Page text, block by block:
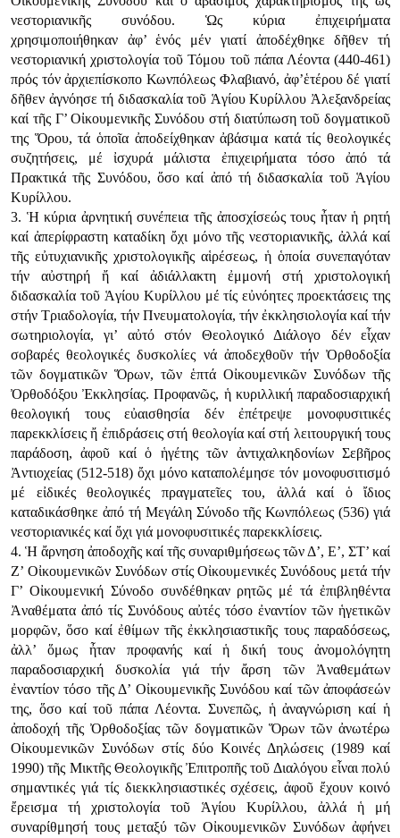
νεστοριανικῆς συνόδου. Ὡς κύρια ἐπιχειρήματα
χρησιμοποιήθηκαν ἀφ’ ἑνός μέν γιατί ἀποδέχθηκε δῆθεν τή
νεστοριανική χριστολογία τοῦ Τόμου τοῦ πάπα Λέοντα (440-461)
πρός τόν ἀρχιεπίσκοπο Κωνπόλεως Φλαβιανό, ἀφ’ἑτέρου δέ γιατί
δῆθεν ἀγνόησε τή διδασκαλία τοῦ Ἁγίου Κυρίλλου Ἀλεξανδρείας
καί τῆς Γ’ Οἰκουμενικῆς Συνόδου στή διατύπωση τοῦ δογματικοῦ
της Ὅρου, τά ὁποῖα ἀποδείχθηκαν ἀβάσιμα κατά τίς θεολογικές
συζητήσεις, μέ ἰσχυρά μάλιστα ἐπιχειρήματα τόσο ἀπό τά
Πρακτικά τῆς Συνόδου, ὅσο καί ἀπό τή διδασκαλία τοῦ Ἁγίου
Κυρίλλου.
3. Ἡ κύρια ἀρνητική συνέπεια τῆς ἀποσχίσεώς τους ἦταν ἡ ρητή
καί ἀπερίφραστη καταδίκη ὄχι μόνο τῆς νεστοριανικῆς, ἀλλά καί
τῆς εὐτυχιανικῆς χριστολογικῆς αἱρέσεως, ἡ ὁποία συνεπαγόταν
τήν αὐστηρή ἤ καί ἀδιάλλακτη ἐμμονή στή χριστολογική
διδασκαλία τοῦ Ἁγίου Κυρίλλου μέ τίς εὐνόητες προεκτάσεις της
στήν Τριαδολογία, τήν Πνευματολογία, τήν ἐκκλησιολογία καί τήν
σωτηριολογία, γι’ αὐτό στόν Θεολογικό Διάλογο δέν εἶχαν
σοβαρές θεολογικές δυσκολίες νά ἀποδεχθοῦν τήν Ὀρθοδοξία
τῶν δογματικῶν Ὅρων, τῶν ἑπτά Οἰκουμενικῶν Συνόδων τῆς
Ὀρθοδόξου Ἐκκλησίας. Προφανῶς, ἡ κυριλλική παραδοσιαρχική
θεολογική τους εὐαισθησία δέν ἐπέτρεψε μονοφυσιτικές
παρεκκλίσεις ἤ ἐπιδράσεις στή θεολογία καί στή λειτουργική τους
παράδοση, ἀφοῦ καί ὁ ἡγέτης τῶν ἀντιχαλκηδονίων Σεβῆρος
Ἀντιοχείας (512-518) ὄχι μόνο καταπολέμησε τόν μονοφυσιτισμό
μέ εἰδικές θεολογικές πραγματεῖες του, ἀλλά καί ὁ ἴδιος
καταδικάσθηκε ἀπό τή Μεγάλη Σύνοδο τῆς Κωνπόλεως (536) γιά
νεστοριανικές καί ὄχι γιά μονοφυσιτικές παρεκκλίσεις.
4. Ἡ ἄρνηση ἀποδοχῆς καί τῆς συναριθμήσεως τῶν Δ’, Ε’, ΣΤ’ καί
Ζ’ Οἰκουμενικῶν Συνόδων στίς Οἰκουμενικές Συνόδους μετά τήν
Γ’ Οἰκουμενική Σύνοδο συνδέθηκαν ρητῶς μέ τά ἐπιβληθέντα
Ἀναθέματα ἀπό τίς Συνόδους αὐτές τόσο ἐναντίον τῶν ἡγετικῶν
μορφῶν, ὅσο καί ἐθίμων τῆς ἐκκλησιαστικῆς τους παραδόσεως,
ἀλλ’ ὅμως ἦταν προφανής καί ἡ δική τους ἀνομολόγητη
παραδοσιαρχική δυσκολία γιά τήν ἄρση τῶν Ἀναθεμάτων
ἐναντίον τόσο τῆς Δ’ Οἰκουμενικῆς Συνόδου καί τῶν ἀποφάσεών
της, ὅσο καί τοῦ πάπα Λέοντα. Συνεπῶς, ἡ ἀναγνώριση καί ἡ
ἀποδοχή τῆς Ὀρθοδοξίας τῶν δογματικῶν Ὅρων τῶν ἀνωτέρω
Οἰκουμενικῶν Συνόδων στίς δύο Κοινές Δηλώσεις (1989 καί
1990) τῆς Μικτῆς Θεολογικῆς Ἐπιτροπῆς τοῦ Διαλόγου εἶναι πολύ
σημαντικές γιά τίς διεκκλησιαστικές σχέσεις, ἀφοῦ ἔχουν κοινό
ἔρεισμα τή χριστολογία τοῦ Ἁγίου Κυρίλλου, ἀλλά ἡ μή
συναρίθμησή τους μεταξύ τῶν Οἰκουμενικῶν Συνόδων ἀφήνει